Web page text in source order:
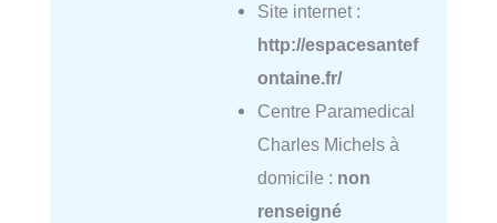
Site internet :
http://espacesantef
ontaine.fr/
Centre Paramedical
Charles Michels à
domicile : non
renseigné